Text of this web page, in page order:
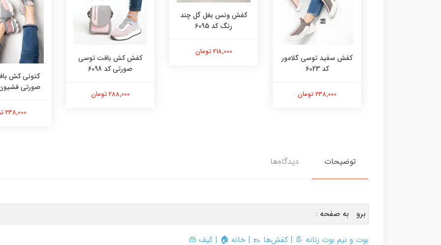
کفش سفید توسی گلامور
کد 6023
238,000 تومان
کفش ونس بغل گل چند
رنگ کد 6095
218,000 تومان
کفش کش بافت توسی
صورتی کد 6098
288,000 تومان
کتونی کش
صورتی فشیون کد
238,000 تومان
توضیحات دیدگاه‌ها
برو به صفحه :
بوت و نیم بوت زنانه 👢 | کفش‌ها 👞 | خانه 🏠 | کیف 👜